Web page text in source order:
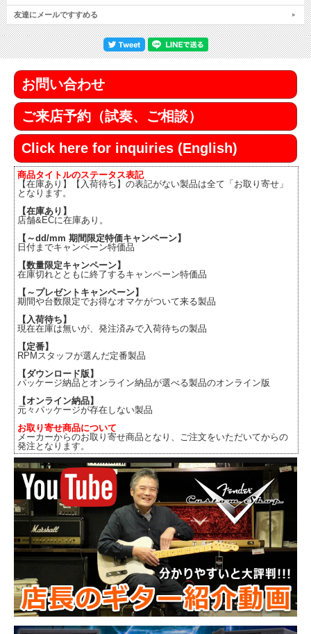
友達にメールですすめる
お問い合わせ
ご来店予約（試奏、ご相談）
Click here for inquiries (English)
商品タイトルのステータス表記
【在庫あり】【入荷待ち】の表記がない製品は全て「お取り寄せ」
となります。
【在庫あり】
店舗&ECに在庫あり。
【～dd/mm 期間限定特価キャンペーン】
日付までキャンペーン特価品
【数量限定キャンペーン】
在庫切れとともに終了するキャンペーン特価品
【～プレゼントキャンペーン】
期間や台数限定でお得なオマケがついて来る製品
【入荷待ち】
現在在庫は無いが、発注済みで入荷待ちの製品
【定番】
RPMスタッフが選んだ定番製品
【ダウンロード版】
パッケージ納品とオンライン納品が選べる製品のオンライン版
【オンライン納品】
元々パッケージが存在しない製品
お取り寄せ商品について
メーカーからのお取り寄せ商品となり、ご注文をいただいてからの
発注となります。